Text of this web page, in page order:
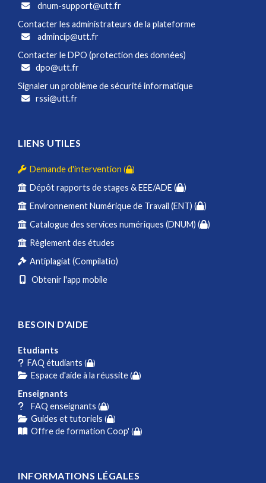
dnum-support@utt.fr
Contacter les administrateurs de la plateforme
admincip@utt.fr
Contacter le DPO (protection des données)
dpo@utt.fr
Signaler un problème de sécurité informatique
rssi@utt.fr
LIENS UTILES
Demande d'intervention ( )
Dépôt rapports de stages & EEE/ADE (
)
Environnement Numérique de Travail (ENT) (
)
Catalogue des services numériques (DNUM) (
)
Règlement des études
Antiplagiat (Compilatio)
Obtenir l'app mobile
BESOIN D'AIDE
Etudiants
FAQ étudiants ( )
Espace d'aide à la réussite( )
Enseignants
FAQ enseignants ( )
Guides et tutoriels ( )
Offre de formation Coop' ( )
INFORMATIONS LÉGALES